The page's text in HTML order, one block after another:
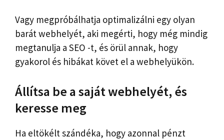
Vagy megpróbálhatja optimalizálni egy olyan
barát webhelyét, aki megérti, hogy még mindig
megtanulja a SEO -t, és örül annak, hogy
gyakorol és hibákat követ el a webhelyükön.
Állítsa be a saját webhelyét, és
keresse meg
Ha eltökélt szándéka, hogy azonnal pénzt